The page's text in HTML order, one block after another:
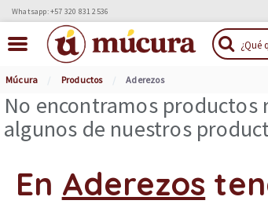
Whatsapp: +57 320 831 2536
Múcura Productos Aderezos
No encontramos
algunos de nuestros
En Aderezos